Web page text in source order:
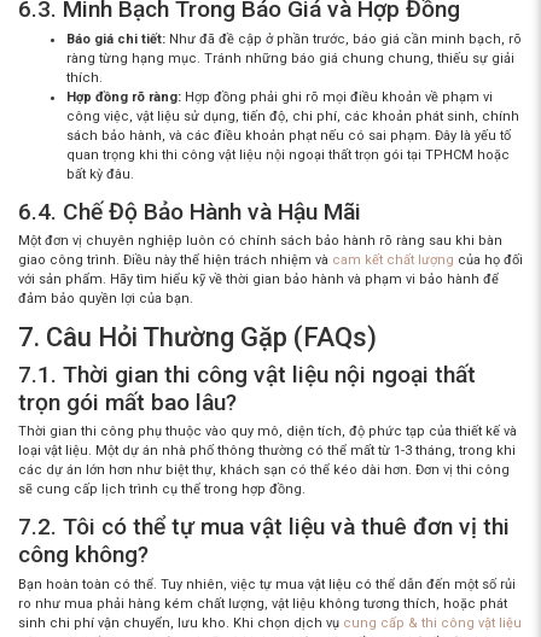
6.3. Minh Bạch Trong Báo Giá và Hợp Đồng
Báo giá chi tiết: Như đã đề cập ở phần trước, báo giá cần minh bạch, rõ
ràng từng hạng mục. Tránh những báo giá chung chung, thiếu sự giải
thích.
Hợp đồng rõ ràng: Hợp đồng phải ghi rõ mọi điều khoản về phạm vi
công việc, vật liệu sử dụng, tiến độ, chi phí, các khoản phát sinh, chính
sách bảo hành, và các điều khoản phạt nếu có sai phạm. Đây là yếu tố
quan trọng khi thi công vật liệu nội ngoại thất trọn gói tại TPHCM hoặc
bất kỳ đâu.
6.4. Chế Độ Bảo Hành và Hậu Mãi
Một đơn vị chuyên nghiệp luôn có chính sách bảo hành rõ ràng sau khi bàn
giao công trình. Điều này thể hiện trách nhiệm và cam kết chất lượng của họ đối
với sản phẩm. Hãy tìm hiểu kỹ về thời gian bảo hành và phạm vi bảo hành để
đảm bảo quyền lợi của bạn.
7. Câu Hỏi Thường Gặp (FAQs)
7.1. Thời gian thi công vật liệu nội ngoại thất
trọn gói mất bao lâu?
Thời gian thi công phụ thuộc vào quy mô, diện tích, độ phức tạp của thiết kế và
loại vật liệu. Một dự án nhà phố thông thường có thể mất từ 1-3 tháng, trong khi
các dự án lớn hơn như biệt thự, khách sạn có thể kéo dài hơn. Đơn vị thi công
sẽ cung cấp lịch trình cụ thể trong hợp đồng.
7.2. Tôi có thể tự mua vật liệu và thuê đơn vị thi
công không?
Bạn hoàn toàn có thể. Tuy nhiên, việc tự mua vật liệu có thể dẫn đến một số rủi
ro như mua phải hàng kém chất lượng, vật liệu không tương thích, hoặc phát
sinh chi phí vận chuyển, lưu kho. Khi chọn dịch vụ cung cấp & thi công vật liệu